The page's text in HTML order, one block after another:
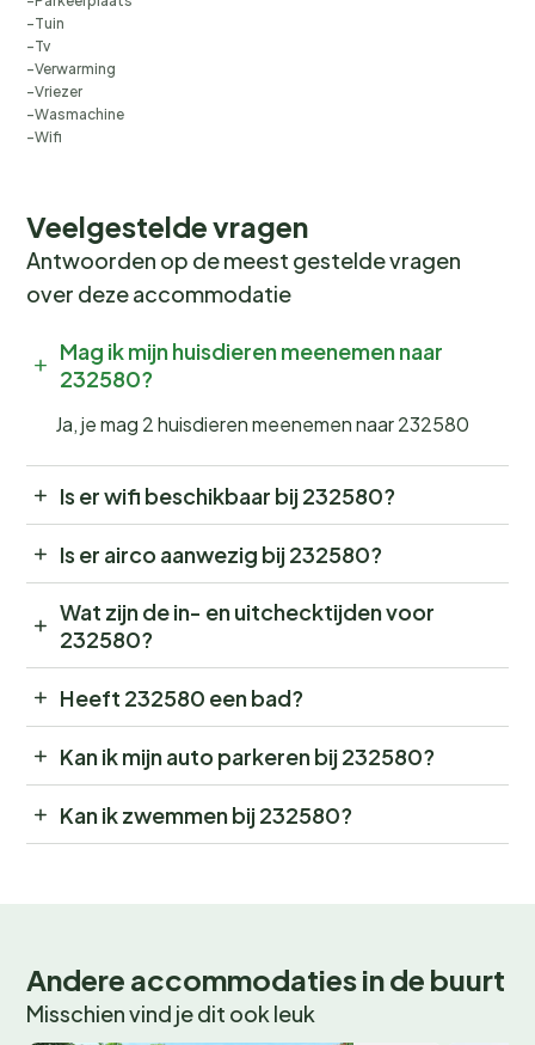
Tuin
Tv
Verwarming
Vriezer
Wasmachine
Wifi
Veelgestelde vragen
Antwoorden op de meest gestelde vragen
over deze accommodatie
Mag ik mijn huisdieren meenemen naar
232580?
Ja, je mag 2 huisdieren meenemen naar 232580
Is er wifi beschikbaar bij 232580?
Is er airco aanwezig bij 232580?
Wat zijn de in- en uitchecktijden voor
232580?
Heeft 232580 een bad?
Kan ik mijn auto parkeren bij 232580?
Kan ik zwemmen bij 232580?
Andere accommodaties in de buurt
Misschien vind je dit ook leuk